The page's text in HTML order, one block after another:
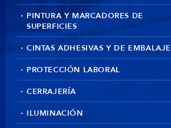
PINTURA Y MARCADORES DE
SUPERFICIES
CINTAS ADHESIVAS Y DE EMBALAJE
PROTECCIÓN LABORAL
CERRAJERÍA
ILUMINACIÓN